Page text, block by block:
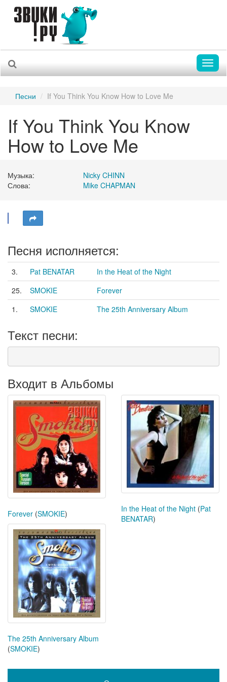
Песни If You Think You Know How to Love Me
If You Think You Know
How to Love Me
Музыка:
Nicky CHINN
Слова:
Mike CHAPMAN
Песня исполняется:
3. Pat BENATAR
In the Heat of the Night
25.
SMOKIE
Forever
1.
SMOKIE The 25th Anniversary Album
Текст песни:
Входит в Альбомы
Forever (SMOKIE) In the Heat of the Night (Pat
BENATAR)
The 25th Anniversary Album
(SMOKIE)